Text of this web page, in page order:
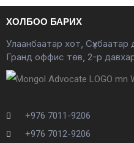
ХОЛБОО БАРИХ
Улаанбаатар хот, Сүхбаатар
Гранд оффис төв, 2-р
+976 7011-9206
+976 7012-9206